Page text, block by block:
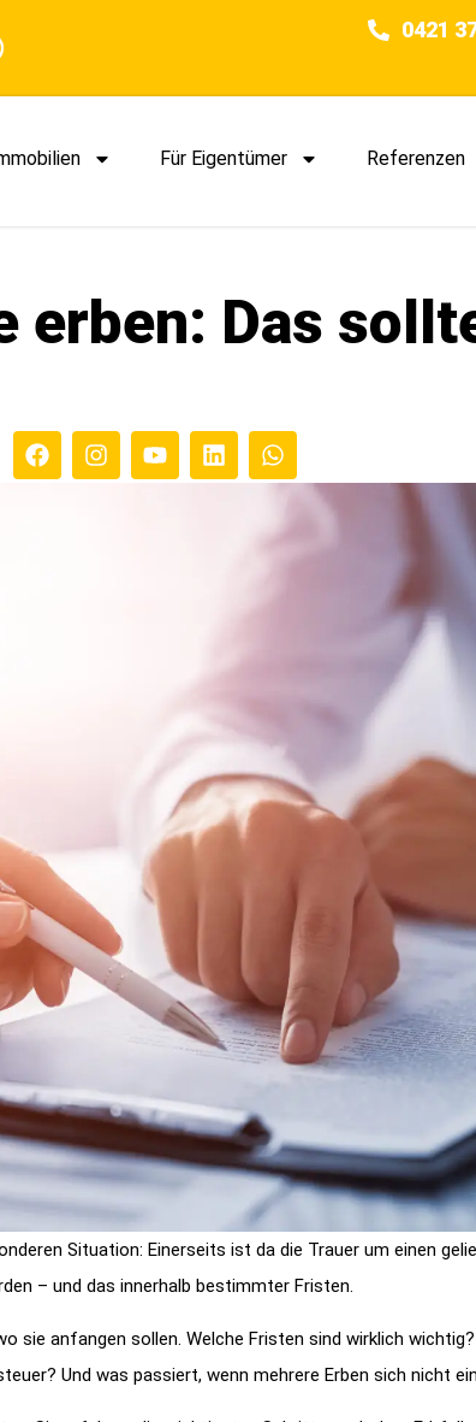
0421
Für Eigentümer Referenzen
erben: Das
Situation: Einerseits ist da die Trauer um einen
– und das innerhalb bestimmter Fristen.
sie anfangen sollen. Welche Fristen sind wirklich
Und was passiert, wenn mehrere Erben sich nicht